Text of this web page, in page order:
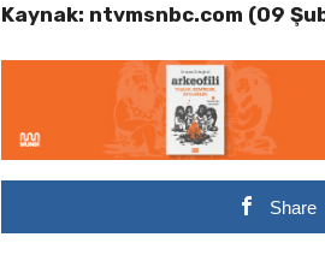
Kaynak: ntvmsnbc.com (09
Share